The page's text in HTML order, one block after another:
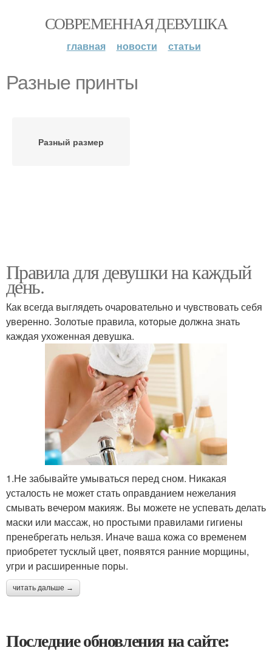
СОВРЕМЕННАЯ ДЕВУШКА
главная новости статьи
Разные принты
Разный размер
Правила для девушки на каждый
день.
Как всегда выглядеть очаровательно и чувствовать себя
уверенно. Золотые правила, которые должна знать
каждая ухоженная девушка.
1.Не забывайте умываться перед сном. Никакая
усталость не может стать оправданием нежелания
смывать вечером макияж. Вы можете не успевать делать
маски или массаж, но простыми правилами гигиены
пренебрегать нельзя. Иначе ваша кожа со временем
приобретет тусклый цвет, появятся ранние морщины,
угри и расширенные поры.
читать дальше →
Последние обновления на сайте: